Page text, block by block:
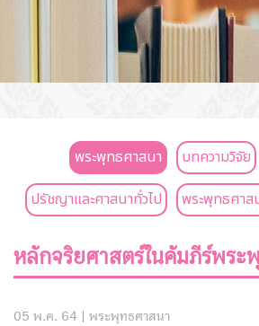
พระพุทธศาสนา บทความวิจัย
ปรัชญาและศาสนาทั่วไป
พระพุทธศาส
หลักจริยศาสตร์ในคัมภีร์พระ
05 พ.ค. 64 | พระพุทธศาสนา